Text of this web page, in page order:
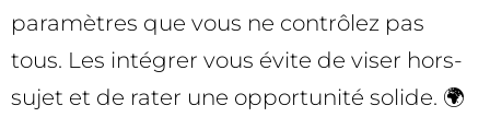
paramètres que vous ne contrôlez pas
tous. Les intégrer vous évite de viser hors-
sujet et de rater une opportunité solide. 🌍